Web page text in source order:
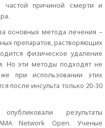
частой причиной смерти и
основных метода лечения –
препаратов, растворяющих
физическое удаление
Но эти методы подходят не
при использовании этих
после инсульта только 20-30
результаты
Network Open. Ученые